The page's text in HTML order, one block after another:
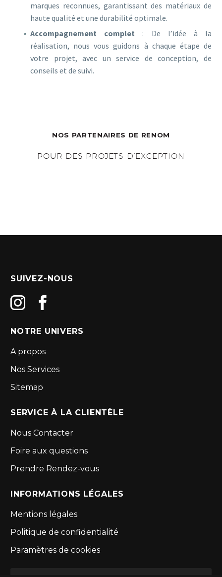
marques reconnues, garantissant des matériaux de
haute qualité et une durabilité optimale.
Accompagnement complet : De l’idée à la
réalisation, nous vous guidons à chaque étape de
votre projet, avec un service de conception, de
conseils et de suivi.
NOS PARTENAIRES DE RENOM
POUR DES PROJETS D’EXCEPTION
SUIVEZ-NOUS
NOTRE UNIVERS
A propos
Nos Services
Sitemap
SERVICE À LA CLIENTÈLE
Nous Contacter
Foire aux questions
Prendre Rendez-vous
INFORMATIONS LÉGALES
Mentions légales
Politique de confidentialité
Paramètres de cookies